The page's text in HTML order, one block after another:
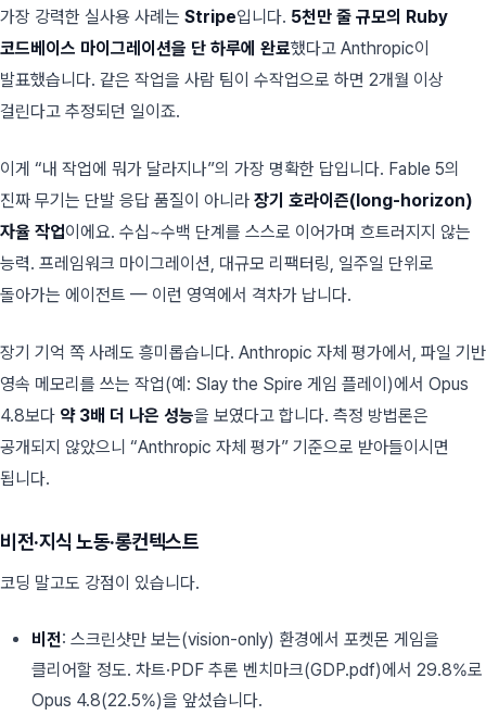
가장 강력한 실사용 사례는 Stripe입니다. 5천만 줄 규모의 Ruby
코드베이스 마이그레이션을 단 하루에 완료했다고 Anthropic이
발표했습니다. 같은 작업을 사람 팀이 수작업으로 하면 2개월 이상
걸린다고 추정되던 일이죠.
이게 “내 작업에 뭐가 달라지나”의 가장 명확한 답입니다. Fable 5의
진짜 무기는 단발 응답 품질이 아니라 장기 호라이즌(long-horizon)
자율 작업이에요. 수십~수백 단계를 스스로 이어가며 흐트러지지 않는
능력. 프레임워크 마이그레이션, 대규모 리팩터링, 일주일 단위로
돌아가는 에이전트 — 이런 영역에서 격차가 납니다.
장기 기억 쪽 사례도 흥미롭습니다. Anthropic 자체 평가에서, 파일 기반
영속 메모리를 쓰는 작업(예: Slay the Spire 게임 플레이)에서 Opus
4.8보다 약 3배 더 나은 성능을 보였다고 합니다. 측정 방법론은
공개되지 않았으니 “Anthropic 자체 평가” 기준으로 받아들이시면
됩니다.
비전·지식 노동·롱컨텍스트
코딩 말고도 강점이 있습니다.
비전: 스크린샷만 보는(vision-only) 환경에서 포켓몬 게임을
클리어할 정도. 차트·PDF 추론 벤치마크(GDP.pdf)에서 29.8%로
Opus 4.8(22.5%)을 앞섰습니다.